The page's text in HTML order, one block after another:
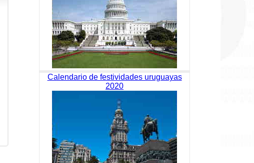
Calendario de festividades uruguayas
2020